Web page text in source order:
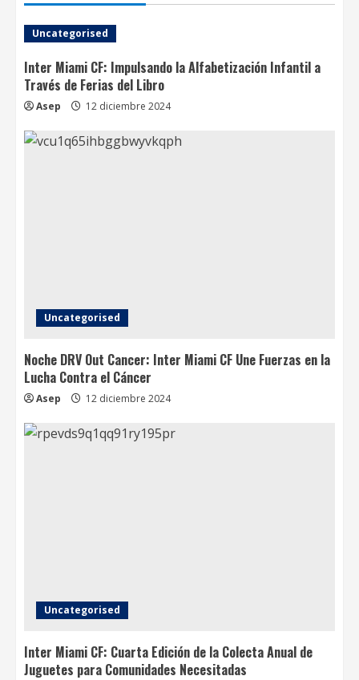
Uncategorised
Inter Miami CF: Impulsando la Alfabetización Infantil a
Través de Ferias del Libro
Asep 12 diciembre 2024
Uncategorised
Noche DRV Out Cancer: Inter Miami CF Une Fuerzas en la
Lucha Contra el Cáncer
Asep 12 diciembre 2024
Uncategorised
Inter Miami CF: Cuarta Edición de la Colecta Anual de
Juguetes para Comunidades Necesitadas